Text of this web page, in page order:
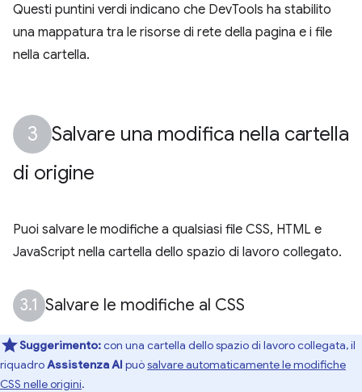
Questi puntini verdi indicano che DevTools ha stabilito
una mappatura tra le risorse di rete della pagina e i file
nella cartella.
Salvare una modifica nella cartella
di origine
Puoi salvare le modifiche a qualsiasi file CSS, HTML e
JavaScript nella cartella dello spazio di lavoro collegato.
Salvare le modifiche al CSS
Suggerimento:con una cartella dello spazio di lavoro collegata, il
riquadro Assistenza AI puòsalvare automaticamente le modifiche
CSS nelle origini.